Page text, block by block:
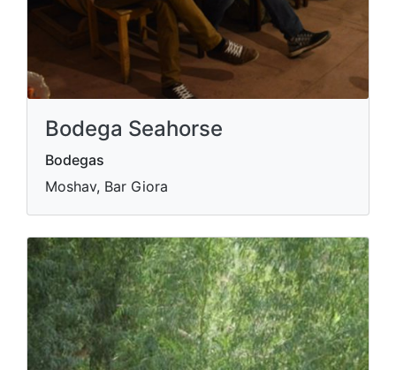
Bodega Seahorse
Bodegas
Moshav, Bar Giora